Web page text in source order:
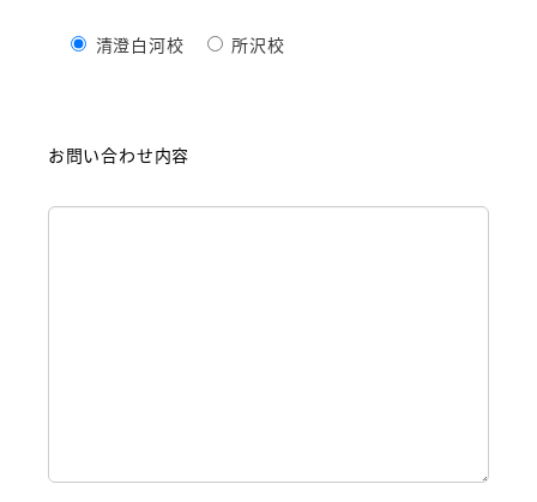
清澄白河校 所沢校
お問い合わせ内容